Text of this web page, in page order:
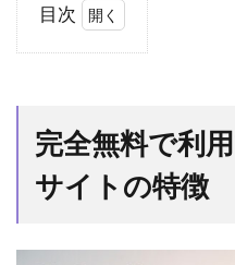
目次
料
で
利
き
完全無料で利
サイトの特徴